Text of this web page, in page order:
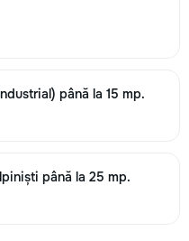
până la 15 mp.
până la 25 mp.